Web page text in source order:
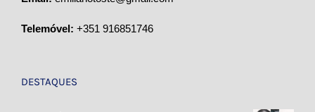
Telemóvel: +351 916851746
DESTAQUES